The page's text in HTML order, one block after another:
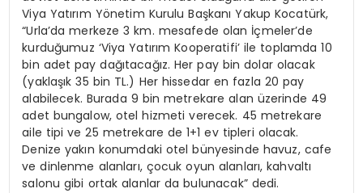
Viya Yatırım Yönetim Kurulu Başkanı Yakup Kocatürk,
“Urla’da merkeze 3 km. mesafede olan İçmeler’de
kurduğumuz ‘Viya Yatırım Kooperatifi’ ile toplamda 10
bin adet pay dağıtacağız. Her pay bin dolar olacak
(yaklaşık 35 bin TL.) Her hissedar en fazla 20 pay
alabilecek. Burada 9 bin metrekare alan üzerinde 49
adet bungalow, otel hizmeti verecek. 45 metrekare
aile tipi ve 25 metrekare de 1+1 ev tipleri olacak.
Denize yakın konumdaki otel bünyesinde havuz, cafe
ve dinlenme alanları, çocuk oyun alanları, kahvaltı
salonu gibi ortak alanlar da bulunacak” dedi.